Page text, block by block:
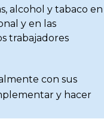
alcohol y tabaco en
y en las
trabajadores
con sus
y hacer